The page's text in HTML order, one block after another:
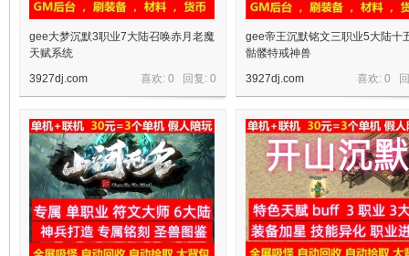
gee大梦沉默3职业7大陆召唤赤月老魔
天赋系统
喜欢: 0 回复: 0
3927dj.com
gee帝王沉默铭文三职业5大陆十
骷髅特戒神兽
喜欢: 0
3927dj.com